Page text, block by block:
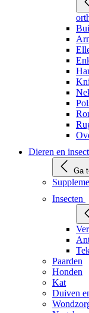
Dieren en
Ga
Insecten
Paarden
Honden
Kat
Duiven